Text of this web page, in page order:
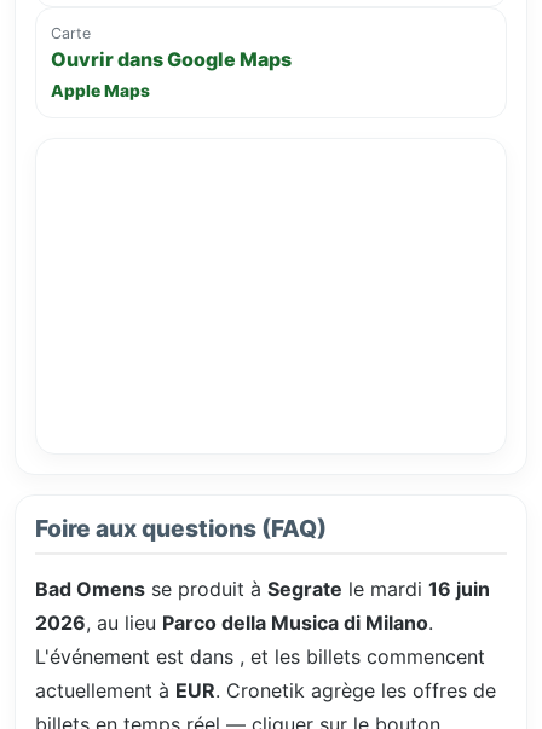
Carte
Ouvrir dans Google Maps
Apple Maps
Foire aux questions (FAQ)
Bad Omens se produit à Segrate le mardi 16 juin
2026, au lieu Parco della Musica di Milano.
L'événement est dans , et les billets commencent
actuellement à EUR. Cronetik agrège les offres de